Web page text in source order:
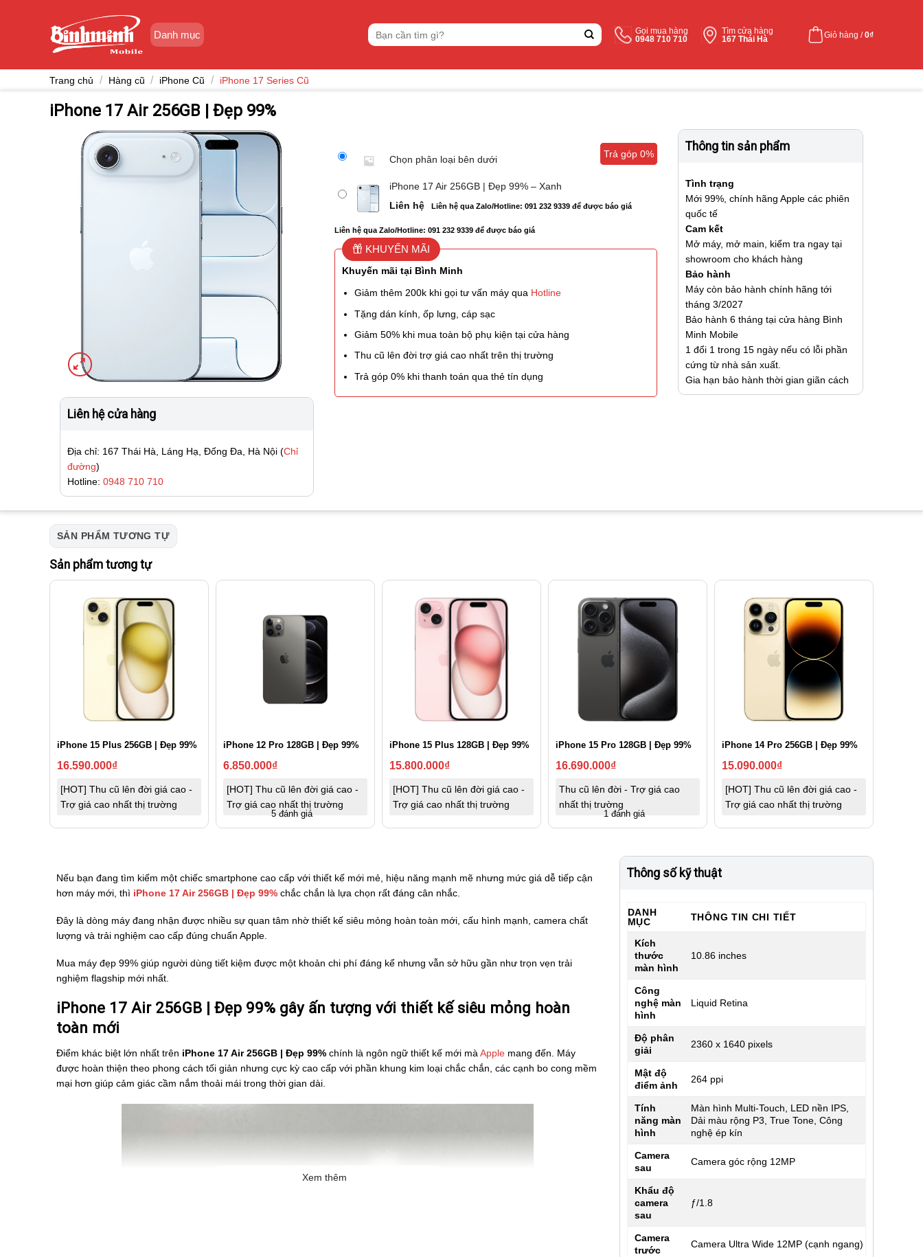
Danh mục
Tìm
kiếm:
Gọi mua hàng
0948 710 710
Tìm cửa hàng
167 Thái Hà
Giỏ hàng /0₫
Trang chủ / Hàng cũ / iPhone Cũ / iPhone 17 Series Cũ
iPhone 17 Air 256GB | Đẹp 99%
Liên hệ cửa hàng
Địa chỉ: 167 Thái Hà, Láng Hạ, Đống Đa, Hà Nội (Chỉ
đường)
Hotline: 0948 710 710
Trả góp 0%
Chọn phân loại bên dưới
iPhone 17 Air 256GB | Đẹp 99% – Xanh
Liên hệ
Liên hệ qua Zalo/Hotline: 091 232 9339 để được báo giá
Liên hệ qua Zalo/Hotline: 091 232 9339 để được báo giá
Trả góp 0%
KHUYẾN MÃI
Khuyến mãi tại Bình Minh
Giảm thêm 200k khi gọi tư vấn máy qua Hotline
Tặng dán kính, ốp lưng, cáp sạc
Giảm 50% khi mua toàn bộ phụ kiện tại cửa hàng
Thu cũ lên đời trợ giá cao nhất trên thị trường
Trả góp 0% khi thanh toán qua thẻ tín dụng
Thông tin sản phẩm
Tình trạng
Mới 99%, chính hãng Apple các phiên
quốc tế
Cam kết
Mở máy, mở main, kiểm tra ngay tại
showroom cho khách hàng
Bảo hành
Máy còn bảo hành chính hãng tới
tháng 3/2027
Bảo hành 6 tháng tại cửa hàng Bình
Minh Mobile
1 đổi 1 trong 15 ngày nếu có lỗi phần
cứng từ nhà sản xuất.
Gia hạn bảo hành thời gian giãn cách
SẢN PHẨM TƯƠNG TỰ
Sản phẩm tương tự
iPhone 15 Plus 256GB | Đẹp 99%
16.590.000₫
[HOT] Thu cũ lên đời giá cao -
Trợ giá cao nhất thị trường
iPhone 12 Pro 128GB | Đẹp 99%
6.850.000₫
[HOT] Thu cũ lên đời giá cao -
Trợ giá cao nhất thị trường
5 đánh giá
iPhone 15 Plus 128GB | Đẹp 99%
15.800.000₫
[HOT] Thu cũ lên đời giá cao -
Trợ giá cao nhất thị trường
iPhone 15 Pro 128GB | Đẹp 99%
16.690.000₫
Thu cũ lên đời - Trợ giá cao
nhất thị trường
1 đánh giá
iPhone 14 Pro 256GB | Đẹp 99%
15.090.000₫
[HOT] Thu cũ lên đời giá cao -
Trợ giá cao nhất thị trường
Nếu bạn đang tìm kiếm một chiếc smartphone cao cấp với thiết kế mới mẻ, hiệu năng mạnh mẽ nhưng mức giá dễ tiếp cận
hơn máy mới, thì iPhone 17 Air 256GB | Đẹp 99%chắc chắn là lựa chọn rất đáng cân nhắc.
Đây là dòng máy đang nhận được nhiều sự quan tâm nhờ thiết kế siêu mỏng hoàn toàn mới, cấu hình mạnh, camera chất
lượng và trải nghiệm cao cấp đúng chuẩn Apple.
Mua máy đẹp 99% giúp người dùng tiết kiệm được một khoản chi phí đáng kể nhưng vẫn sở hữu gần như trọn vẹn trải
nghiệm flagship mới nhất.
iPhone 17 Air 256GB | Đẹp 99% gây ấn tượng với thiết kế siêu mỏng hoàn
toàn mới
Điểm khác biệt lớn nhất trên iPhone 17 Air 256GB | Đẹp 99%chính là ngôn ngữ thiết kế mới màApplemang đến. Máy
được hoàn thiện theo phong cách tối giản nhưng cực kỳ cao cấp với phần khung kim loại chắc chắn, các cạnh bo cong mềm
mại hơn giúp cảm giác cầm nắm thoải mái trong thời gian dài.
Xem thêm
Thông số kỹ thuật
DANH
MỤC
THÔNG TIN CHI TIẾT
Kích
thước
màn hình
10.86 inches
Công
nghệ màn
hình
Liquid Retina
Độ phân
giải
2360 x 1640 pixels
Mật độ
điểm ảnh
264 ppi
Tính
năng màn
hình
Màn hình Multi-Touch, LED nền IPS,
Dải màu rộng P3, True Tone, Công
nghệ ép kín
Camera
sau
Camera góc rộng 12MP
Khẩu độ
camera
sau
ƒ/1.8
Camera
trước
Camera Ultra Wide 12MP (cạnh ngang)